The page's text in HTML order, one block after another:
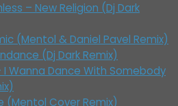
– New Religion (Dj Dark
(Mentol & Daniel Pavel Remix)
(Dj Dark Remix)
Wanna Dance With Somebody
(Mentol Cover Remix)